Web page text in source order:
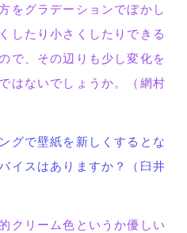
をグラデーションでぼかし
したり小さくしたりできる
で、その辺りも少し変化を
はないでしょうか。（網村
グで壁紙を新しくするとな
イスはありますか？（臼井
クリーム色というか優しい